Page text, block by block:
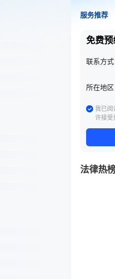
服务推荐
免费
联系方式
所在地区
我已阅
许接受
法律热